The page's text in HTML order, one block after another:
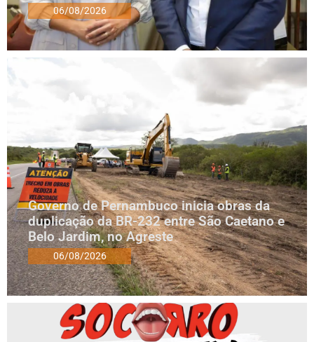
06/08/2026
Governo de Pernambuco inicia obras da
duplicação da BR-232 entre São Caetano e
Belo Jardim, no Agreste
06/08/2026